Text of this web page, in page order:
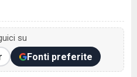
su
Fonti preferite